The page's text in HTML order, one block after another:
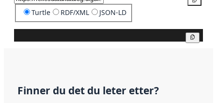
Turtle RDF/XML JSON-LD
Finner du det du leter etter?